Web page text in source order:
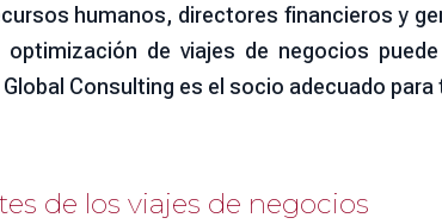
humanos, directores financieros y
de viajes de negocios
Consulting es el socio adecuado para
de los viajes de negocios